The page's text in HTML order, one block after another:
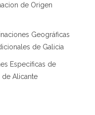
de Origen
Geográficas
de Galicia
Específicas de
de Alicante